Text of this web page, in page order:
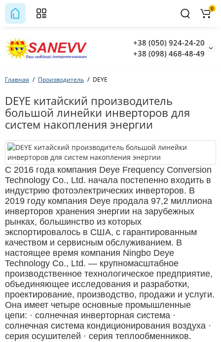
+38 (050) 924-24-20
+38 (098) 468-48-49
0
Главная Производитель DEYE
DEYE китайский производитель
большой линейки инверторов для
систем накопления энергии
С 2016 года компания Deye Frequency Conversion
Technology Co., Ltd. начала постепенно входить в
индустрию фотоэлектрических инверторов. В
2019 году компания Deye продала 97,2 миллиона
инверторов хранения энергии на зарубежных
рынках, большинство из которых
экспортировалось в США, с гарантированным
качеством и сервисным обслуживанием. В
настоящее время компания Ningbo Deye
Technology Co., Ltd. — крупномасштабное
производственное технологическое предприятие,
объединяющее исследования и разработки,
проектирование, производство, продажи и услуги.
Она имеет четыре основные промышленные
цепи: · солнечная инверторная система ·
солнечная система кондиционирования воздуха ·
серия осушителей · серия теплообменников.